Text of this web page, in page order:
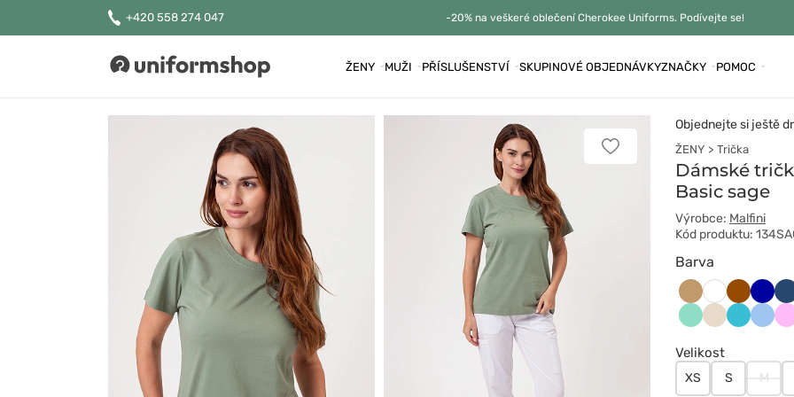
+420 558 274 047 -20% na veškeré oblečení Cherokee Uniforms. Podívejte se!
Uniformshop
ŽENY MUŽI PŘÍSLUŠENSTVÍ SKUPINOVÉ OBJEDNÁVKYZNAČKY POMOC
Přidat
Objednejte si ještě
ŽENY Trička
Dámské
Basic sage
Výrobce: Malfini
Kód produktu:
Barva
Beżowy
Biały Brązowy
MiętowyMigdałowy
Morski
Velikost
XS S M